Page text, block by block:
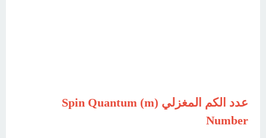
عدد الكم المغزلي (m) Spin Quantum
Number